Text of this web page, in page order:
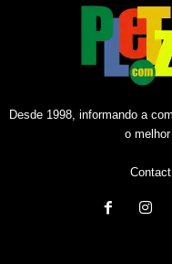
Desde 1998, informando a
o